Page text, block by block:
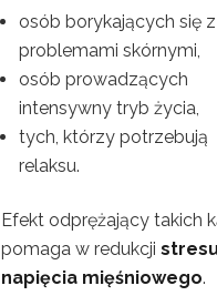
osób borykających się z
problemami skórnymi,
osób prowadzących
intensywny tryb życia,
tych, którzy potrzebują
relaksu.
Efekt odprężający takich
pomaga w redukcji
napięcia mięśniowego.